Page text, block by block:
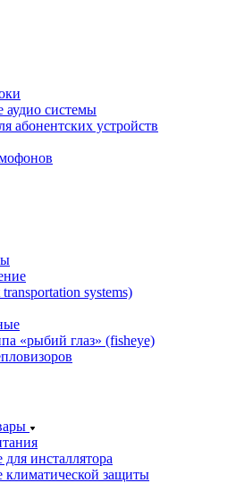
аудио системы
абонентских устройств
systems)
«рыбий глаз» (fisheye)
инсталлятора
климатической защиты